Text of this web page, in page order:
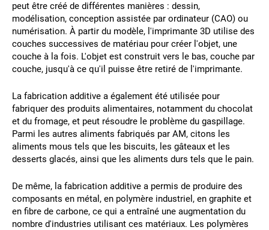
peut être créé de différentes manières : dessin,
modélisation, conception assistée par ordinateur (CAO) ou
numérisation. À partir du modèle, l'imprimante 3D utilise des
couches successives de matériau pour créer l'objet, une
couche à la fois. L'objet est construit vers le bas, couche par
couche, jusqu'à ce qu'il puisse être retiré de l'imprimante.
La fabrication additive a également été utilisée pour
fabriquer des produits alimentaires, notamment du chocolat
et du fromage, et peut résoudre le problème du gaspillage.
Parmi les autres aliments fabriqués par AM, citons les
aliments mous tels que les biscuits, les gâteaux et les
desserts glacés, ainsi que les aliments durs tels que le pain.
De même, la fabrication additive a permis de produire des
composants en métal, en polymère industriel, en graphite et
en fibre de carbone, ce qui a entraîné une augmentation du
nombre d'industries utilisant ces matériaux. Les polymères